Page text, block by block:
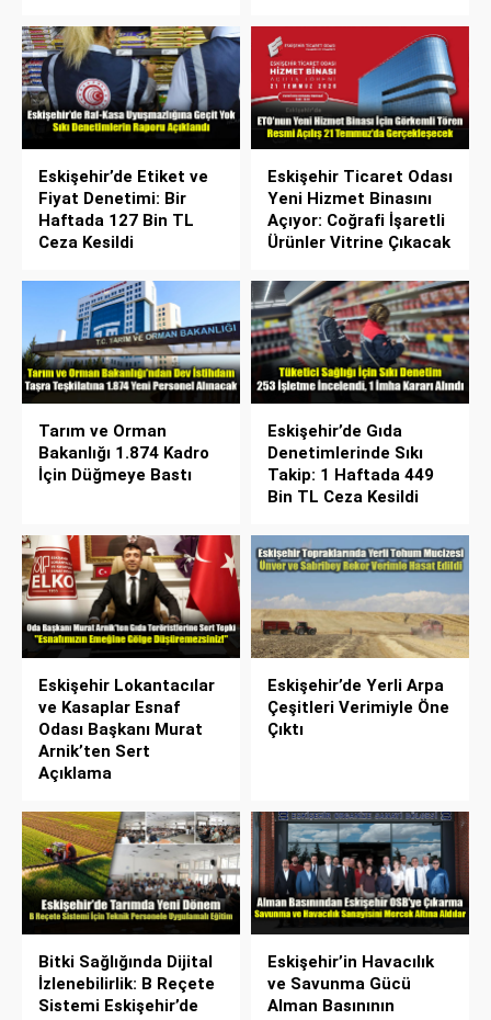
Eskişehir’de Etiket ve
Fiyat Denetimi: Bir
Haftada 127 Bin TL
Ceza Kesildi
Eskişehir Ticaret Odası
Yeni Hizmet Binasını
Açıyor: Coğrafi İşaretli
Ürünler Vitrine Çıkacak
Tarım ve Orman
Bakanlığı 1.874 Kadro
İçin Düğmeye Bastı
Eskişehir’de Gıda
Denetimlerinde Sıkı
Takip: 1 Haftada 449
Bin TL Ceza Kesildi
Eskişehir Lokantacılar
ve Kasaplar Esnaf
Odası Başkanı Murat
Arnik’ten Sert
Açıklama
Eskişehir’de Yerli Arpa
Çeşitleri Verimiyle Öne
Çıktı
Bitki Sağlığında Dijital
İzlenebilirlik: B Reçete
Sistemi Eskişehir’de
Eskişehir’in Havacılık
ve Savunma Gücü
Alman Basınının